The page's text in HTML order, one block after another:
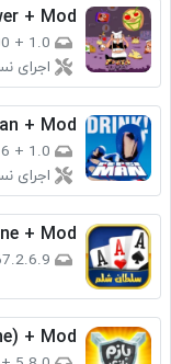
+ Mod
1.0
+
اجرای
+ Mod
1.0
+ 6 مگابایت
اجرای
+ Mod
2.6.9.M
67
+ Mod